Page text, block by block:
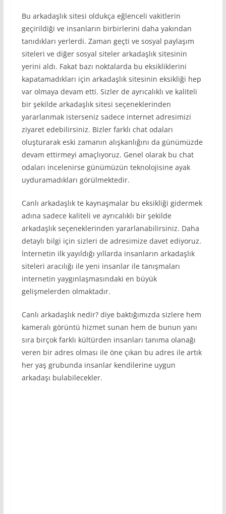
Bu arkadaşlık sitesi oldukça eğlenceli vakitlerin
geçirildiği ve insanların birbirlerini daha yakından
tanıdıkları yerlerdi. Zaman geçti ve sosyal paylaşım
siteleri ve diğer sosyal siteler arkadaşlık sitesinin
yerini aldı. Fakat bazı noktalarda bu eksikliklerini
kapatamadıkları için arkadaşlık sitesinin eksikliği hep
var olmaya devam etti. Sizler de ayrıcalıklı ve kaliteli
bir şekilde arkadaşlık sitesi seçeneklerinden
yararlanmak isterseniz sadece internet adresimizi
ziyaret edebilirsiniz. Bizler farklı chat odaları
oluşturarak eski zamanın alışkanlığını da günümüzde
devam ettirmeyi amaçlıyoruz. Genel olarak bu chat
odaları incelenirse günümüzün teknolojisine ayak
uyduramadıkları görülmektedir.
Canlı arkadaşlık te kaynaşmalar bu eksikliği gidermek
adına sadece kaliteli ve ayrıcalıklı bir şekilde
arkadaşlık seçeneklerinden yararlanabilirsiniz. Daha
detaylı bilgi için sizleri de adresimize davet ediyoruz.
İnternetin ilk yayıldığı yıllarda insanların arkadaşlık
siteleri aracılığı ile yeni insanlar ile tanışmaları
internetin yaygınlaşmasındaki en büyük
gelişmelerden olmaktadır.
Canlı arkadaşlık nedir? diye baktığımızda sizlere hem
kameralı görüntü hizmet sunan hem de bunun yanı
sıra birçok farklı kültürden insanları tanıma olanağı
veren bir adres olması ile öne çıkan bu adres ile artık
her yaş grubunda insanlar kendilerine uygun
arkadaşı bulabilecekler.